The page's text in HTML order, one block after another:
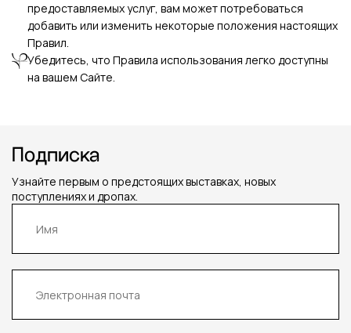
предоставляемых услуг, вам может потребоваться
добавить или изменить некоторые положения настоящих
Правил.
Убедитесь, что Правила использования легко доступны
на вашем Сайте.
Подписка
Узнайте первым о предстоящих выставках, новых
поступлениях и дропах.